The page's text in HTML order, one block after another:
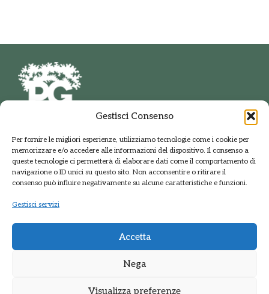
Gestisci Consenso
Per fornire le migliori esperienze, utilizziamo tecnologie come i cookie per
memorizzare e/o accedere alle informazioni del dispositivo. Il consenso a
queste tecnologie ci permetterà di elaborare dati come il comportamento di
navigazione o ID unici su questo sito. Non acconsentire o ritirare il
consenso può influire negativamente su alcune caratteristiche e funzioni.
Gestisci servizi
Accetta
Nega
Visualizza preferenze
PARCO DELLE GROANE
E DELLA BRUGHIERA BRIANTEA
Via della Polveriera, 2
20033 Solaro Milano
Tel.: +39 02 9698141
PEC: protocolloparcogroane@promopec.it
Regione Lombardia
Sistema parchi